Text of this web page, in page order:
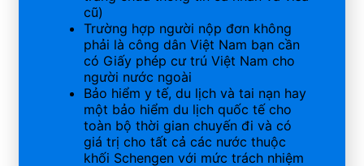
cũ)
Trường hợp người nộp đơn không
phải là công dân Việt Nam bạn cần
có Giấy phép cư trú Việt Nam cho
người nước ngoài
Bảo hiểm y tế, du lịch và tai nạn hay
một bảo hiểm du lịch quốc tế cho
toàn bộ thời gian chuyến đi và có
giá trị cho tất cả các nước thuộc
khối Schengen với mức trách nhiệm